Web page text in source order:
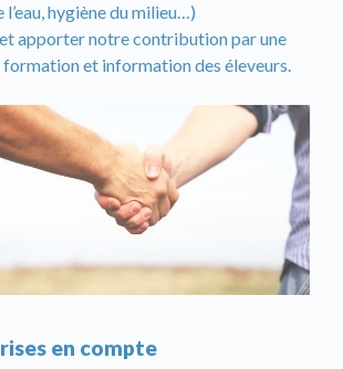
l’eau, hygiène du milieu…)
apporter notre contribution par une
et information des éleveurs.
en compte